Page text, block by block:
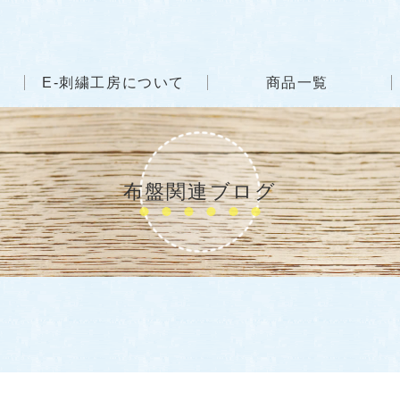
E-刺繍工房について 商品一覧
布盤関連ブログ